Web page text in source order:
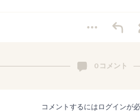
0 コメント
コメントするにはログインが